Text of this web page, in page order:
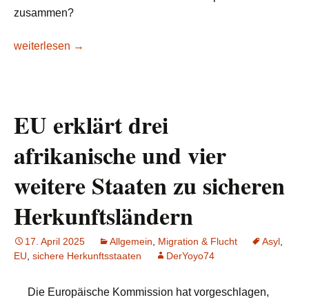
zusammen?
Lesetipp/SZ: Prozess gegen Oppositionelle in Tunis – Hält
weiterlesen →
EU erklärt drei
afrikanische und vier
weitere Staaten zu sicheren
Herkunftsländern
17. April 2025 Allgemein Migration & Flucht Asyl
EU sichere Herkunftsstaaten DerYoyo74
Die Europäische Kommission hat vorgeschlagen,